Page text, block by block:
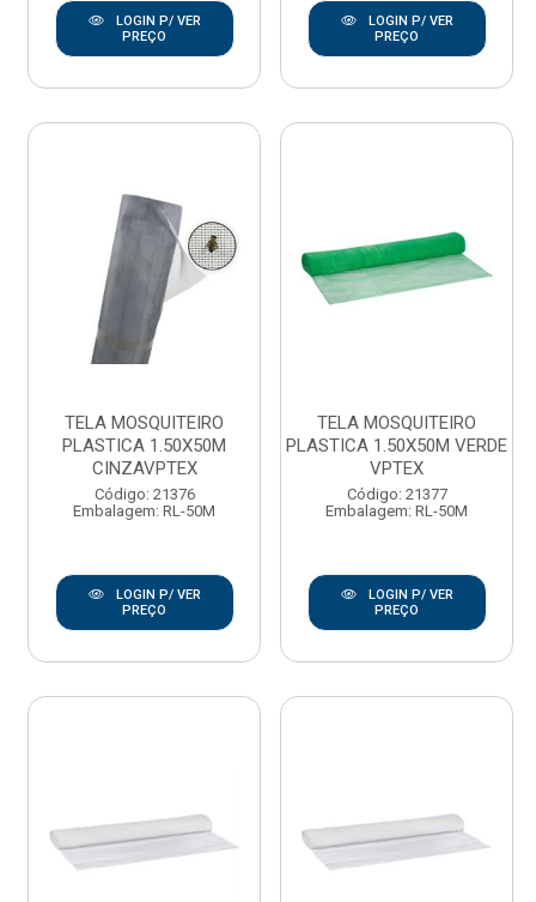
LOGIN P/ VER
PREÇO
LOGIN P/ VER
PREÇO
TELA MOSQUITEIRO
PLASTICA 1.50X50M
CINZAVPTEX
Código: 21376
Embalagem: RL-50M
LOGIN P/ VER
PREÇO
TELA MOSQUITEIRO
PLASTICA 1.50X50M VERDE
VPTEX
Código: 21377
Embalagem: RL-50M
LOGIN P/ VER
PREÇO